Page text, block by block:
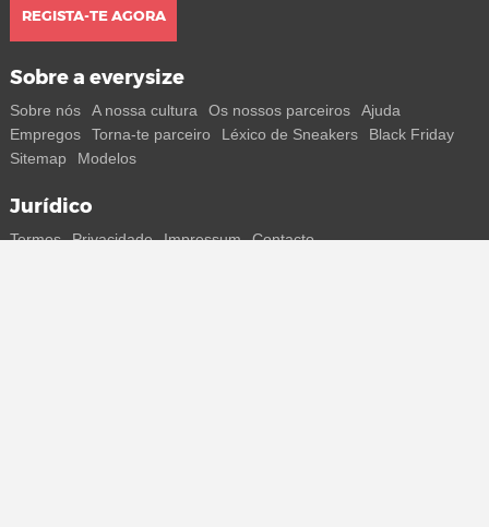
REGISTA-TE AGORA
Sobre a everysize
Sobre nós A nossa cultura Os nossos parceiros
Ajuda
Empregos
Torna-te parceiro Léxico de Sneakers
Black Friday
Sitemap
Modelos
Jurídico
Termos Privacidade Impressum Contacto